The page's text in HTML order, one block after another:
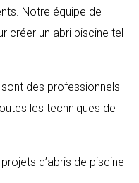
Notre équipe de
créer un abri piscine tel
des professionnels
les techniques de
d’abris de piscine